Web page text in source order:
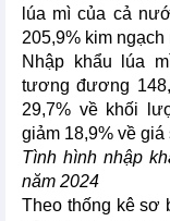
lúa mì của cả
205,9% kim
Nhập khẩu lúa
tương đương
29,7% về khối
giảm 18,9% về
Tình hình nhập
năm 2024
Theo thống kê sơ